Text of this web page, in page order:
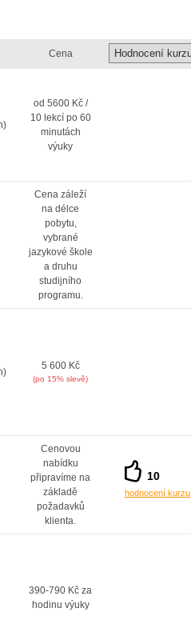
Cena
od 5600 Kč /
10 lekcí po 60
minutách
výuky
Cena záleží
na délce
pobytu,
vybrané
jazykové škole
a druhu
studijního
programu.
5 600 Kč
(po 15% slevě)
Cenovou
nabídku
připravíme na
základě
požadavků
klienta.
10
hodnocení kurzu
390-790 Kč za
hodinu výuky